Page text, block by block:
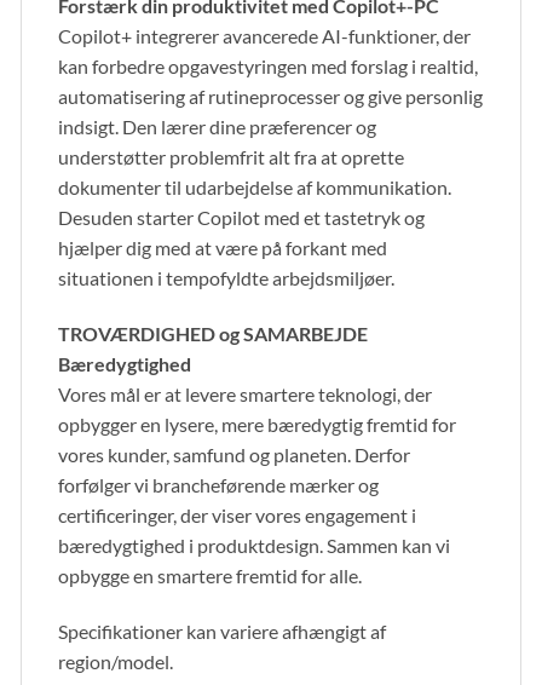
Forstærk din produktivitet med Copilot+-PC
Copilot+ integrerer avancerede AI-funktioner, der
kan forbedre opgavestyringen med forslag i realtid,
automatisering af rutineprocesser og give personlig
indsigt. Den lærer dine præferencer og
understøtter problemfrit alt fra at oprette
dokumenter til udarbejdelse af kommunikation.
Desuden starter Copilot med et tastetryk og
hjælper dig med at være på forkant med
situationen i tempofyldte arbejdsmiljøer.
TROVÆRDIGHED og SAMARBEJDE
Bæredygtighed
Vores mål er at levere smartere teknologi, der
opbygger en lysere, mere bæredygtig fremtid for
vores kunder, samfund og planeten. Derfor
forfølger vi brancheførende mærker og
certificeringer, der viser vores engagement i
bæredygtighed i produktdesign. Sammen kan vi
opbygge en smartere fremtid for alle.
Specifikationer kan variere afhængigt af
region/model.